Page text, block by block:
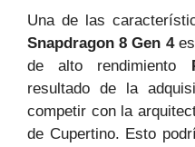
Una de las
Snapdragon 8 Gen 4es
de alto rendimiento
resultado de la
competir con la
de Cupertino. Esto